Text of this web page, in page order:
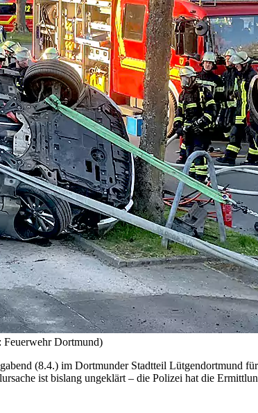
Feuerwehr Dortmund)
(8.4.) im Dortmunder Stadtteil Lütgendortmund
ist bislang ungeklärt – die Polizei hat die